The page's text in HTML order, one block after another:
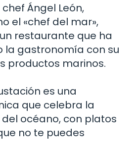
Ángel León,
el «chef del mar»,
restaurante que ha
la gastronomía con su
productos marinos.
es una
que celebra la
océano, con platos
no te puedes